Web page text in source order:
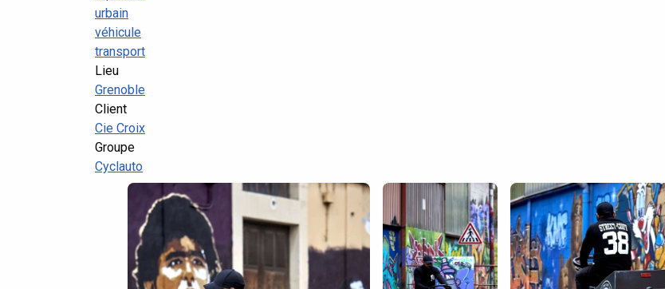
urbain
véhicule
transport
Lieu
Grenoble
Client
Cie Croix
Groupe
Cyclauto